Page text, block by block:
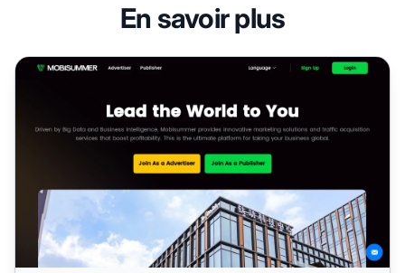
En savoir plus
Programme d’affiliation Mobisummer